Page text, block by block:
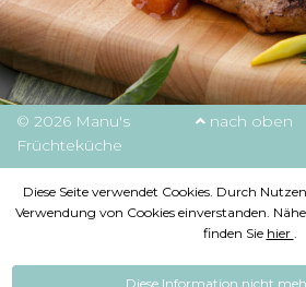
© 2026 Manu's
Früchteküche
nach oben
Diese Seite verwendet Cookies. Durch
Verwendung von Cookies einverstanden.
finden Sie hier .
Diese Information nicht